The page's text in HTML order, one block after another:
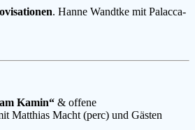
. Hanne Wandtke mit Palacca-
Kamin“ & offene
Matthias Macht (perc) und Gästen